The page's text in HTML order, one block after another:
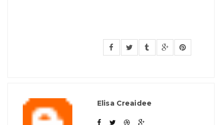
Elisa Creaidee